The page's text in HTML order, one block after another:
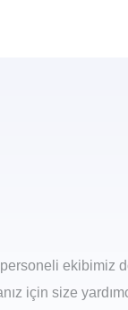
ekibimiz
için size